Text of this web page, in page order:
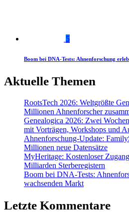
5
Boom bei DNA-Tests: Ahnenforschung
Aktuelle Themen
RootsTech 2026: Weltgrößte
Millionen Ahnenforscher
Genealogica 2026: Zwei
mit Vorträgen, Workshops und
Ahnenforschung-Update:
Millionen neue Datensätze
MyHeritage: Kostenloser
Milliarden Sterberegistern
Boom bei DNA-Tests:
wachsenden Markt
Letzte Kommentare